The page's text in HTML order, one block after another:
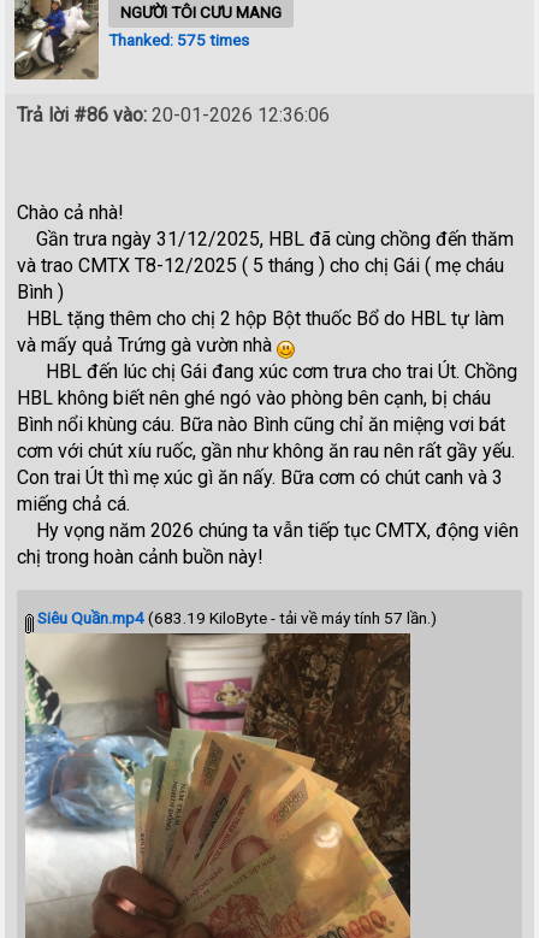
NGƯỜI TÔI CƯU MANG
Thanked: 575 times
Trả lời #86 vào: 20-01-2026 12:36:06
Chào cả nhà!
Gần trưa ngày 31/12/2025, HBL đã cùng chồng đến thăm
và trao CMTX T8-12/2025 ( 5 tháng ) cho chị Gái ( mẹ cháu
Bình )
HBL tặng thêm cho chị 2 hộp Bột thuốc Bổ do HBL tự làm
và mấy quả Trứng gà vườn nhà
HBL đến lúc chị Gái đang xúc cơm trưa cho trai Út. Chồng
HBL không biết nên ghé ngó vào phòng bên cạnh, bị cháu
Bình nổi khùng cáu. Bữa nào Bình cũng chỉ ăn miệng vơi bát
cơm với chút xíu ruốc, gần như không ăn rau nên rất gầy yếu.
Con trai Út thì mẹ xúc gì ăn nấy. Bữa cơm có chút canh và 3
miếng chả cá.
Hy vọng năm 2026 chúng ta vẫn tiếp tục CMTX, động viên
chị trong hoàn cảnh buồn này!
Siêu Quần.mp4(683.19 KiloByte - tải về máy tính 57 lần.)